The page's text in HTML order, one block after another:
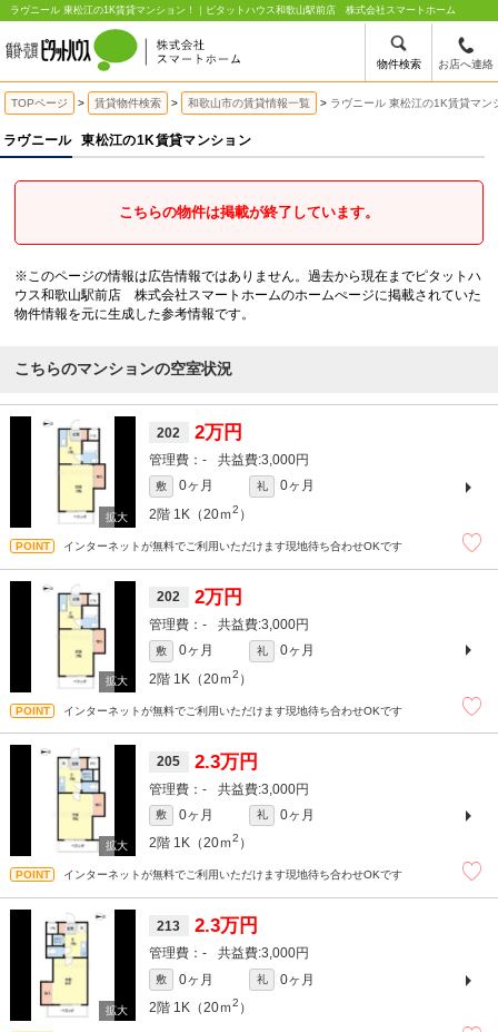
物件検索 お店へ連絡
ラヴニール 東松江の1K賃貸マンション！｜ピタットハウス和歌山駅前店 株式会社スマートホーム
TOPページ 賃貸物件検索 和歌山市の賃貸情報一覧 ラヴニール 東松江の1K賃貸マン
ラヴニール 東松江の1K賃貸マンション
こちらの物件は掲載が終了しています。
※このページの情報は広告情報ではありません。過去から現在までピタットハ
ウス和歌山駅前店 株式会社スマートホームのホームぺージに掲載されていた
物件情報を元に生成した参考情報です。
こちらのマンションの空室状況
202 2万円
- 3,000円
敷 0ヶ月 礼
0ヶ月
2階 1K（20ｍ2 ）
インターネットが無料でご利用いただけます現地待ち合わせOKです
202 2万円
- 3,000円
敷 0ヶ月 礼
0ヶ月
2階 1K（20ｍ2 ）
インターネットが無料でご利用いただけます現地待ち合わせOKです
205 2.3万円
- 3,000円
敷 0ヶ月 礼
0ヶ月
2階 1K（20ｍ2 ）
インターネットが無料でご利用いただけます現地待ち合わせOKです
213 2.3万円
- 3,000円
敷 0ヶ月 礼
0ヶ月
2階 1K（20ｍ2 ）